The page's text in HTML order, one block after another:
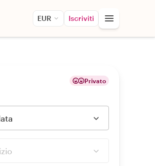
EUR Iscriviti
Privato